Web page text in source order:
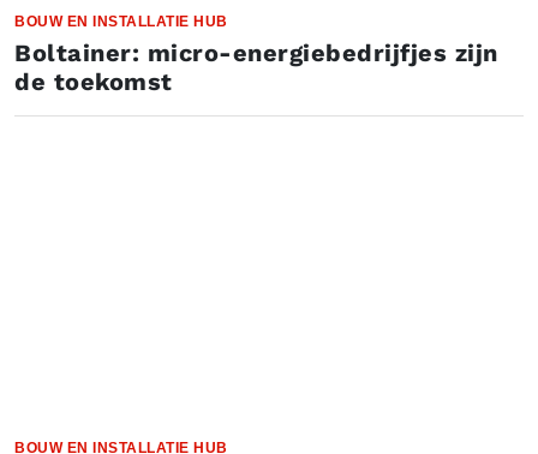
BOUW EN INSTALLATIE HUB
Boltainer: micro-energiebedrijfjes zijn
de toekomst
BOUW EN INSTALLATIE HUB